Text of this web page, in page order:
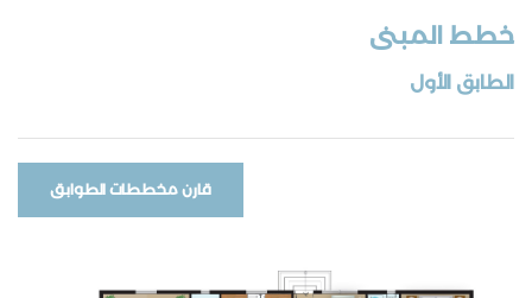
خطط المبنى
الطابق الأول
قارن مخططات الطوابق